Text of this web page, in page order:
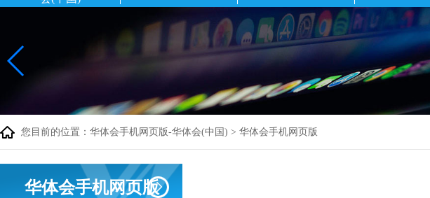
您目前的位置： 华体会手机网页版-华体会(中国) > 华体会手机网页版
华体会手机网页版